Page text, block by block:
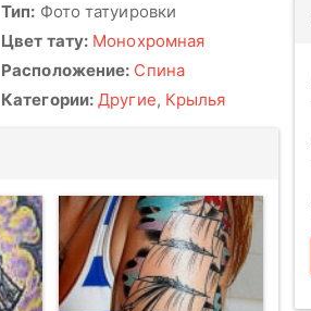
Тип: Фото татуировки
Цвет тату: Монохромная
Расположение: Спина
Категории: Другие, Крылья